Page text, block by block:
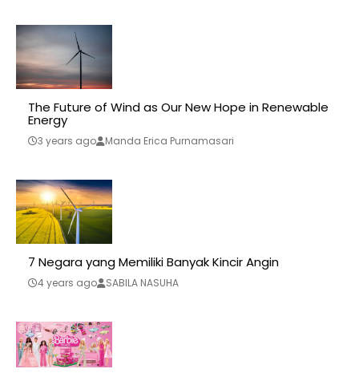
The Future of Wind as Our New Hope in Renewable
Energy
3 years ago Manda Erica Purnamasari
7 Negara yang Memiliki Banyak Kincir Angin
4 years ago SABILA NASUHA